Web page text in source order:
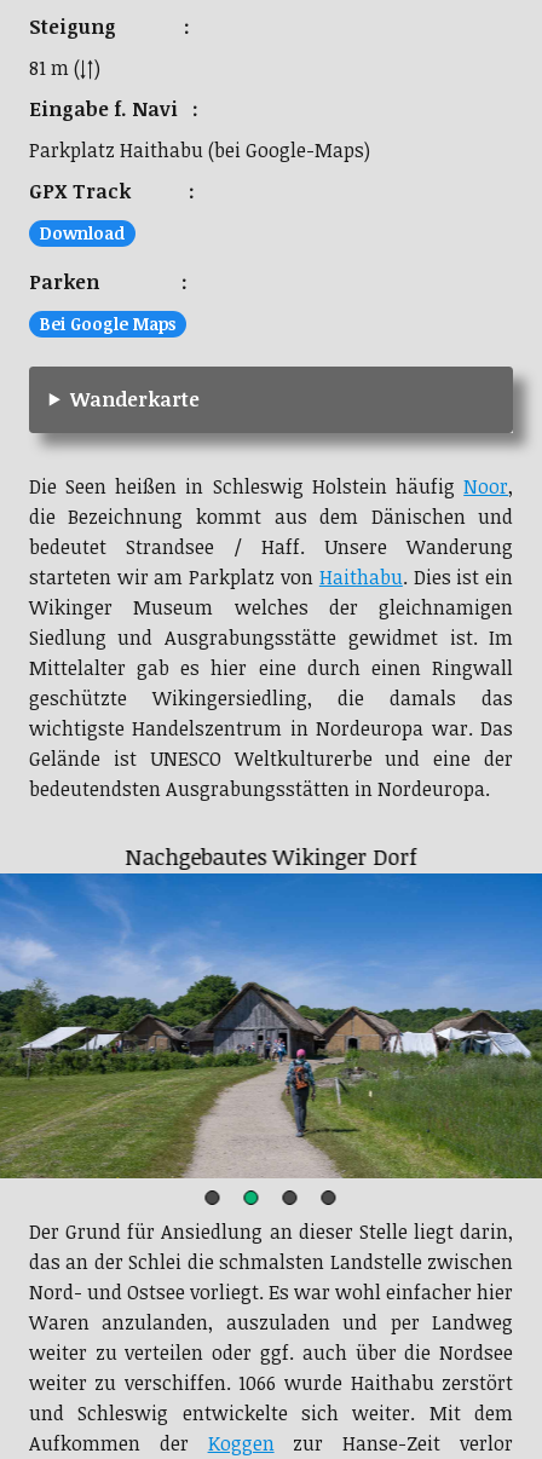
Steigung :
81 m (↓↑)
Eingabe f. Navi :
Parkplatz Haithabu (bei Google-Maps)
GPX Track :
Download
Parken :
Bei Google Maps
Wanderkarte
Die Seen heißen in Schleswig Holstein häufigNoor,
die Bezeichnung kommt aus dem Dänischen und
bedeutet Strandsee / Haff. Unsere Wanderung
starteten wir am Parkplatz von Haithabu. Dies ist ein
Wikinger Museum welches der gleichnamigen
Siedlung und Ausgrabungsstätte gewidmet ist. Im
Mittelalter gab es hier eine durch einen Ringwall
geschützte Wikingersiedling, die damals das
wichtigste Handelszentrum in Nordeuropa war. Das
Gelände ist UNESCO Weltkulturerbe und eine der
bedeutendsten Ausgrabungsstätten in Nordeuropa.
Nachgebautes Wikinger Dorf
Der Grund für Ansiedlung an dieser Stelle liegt darin,
das an der Schlei die schmalsten Landstelle zwischen
Nord- und Ostsee vorliegt. Es war wohl einfacher hier
Waren anzulanden, auszuladen und per Landweg
weiter zu verteilen oder ggf. auch über die Nordsee
weiter zu verschiffen. 1066 wurde Haithabu zerstört
und Schleswig entwickelte sich weiter. Mit dem
Aufkommen der Koggenzur Hanse-Zeit verlor